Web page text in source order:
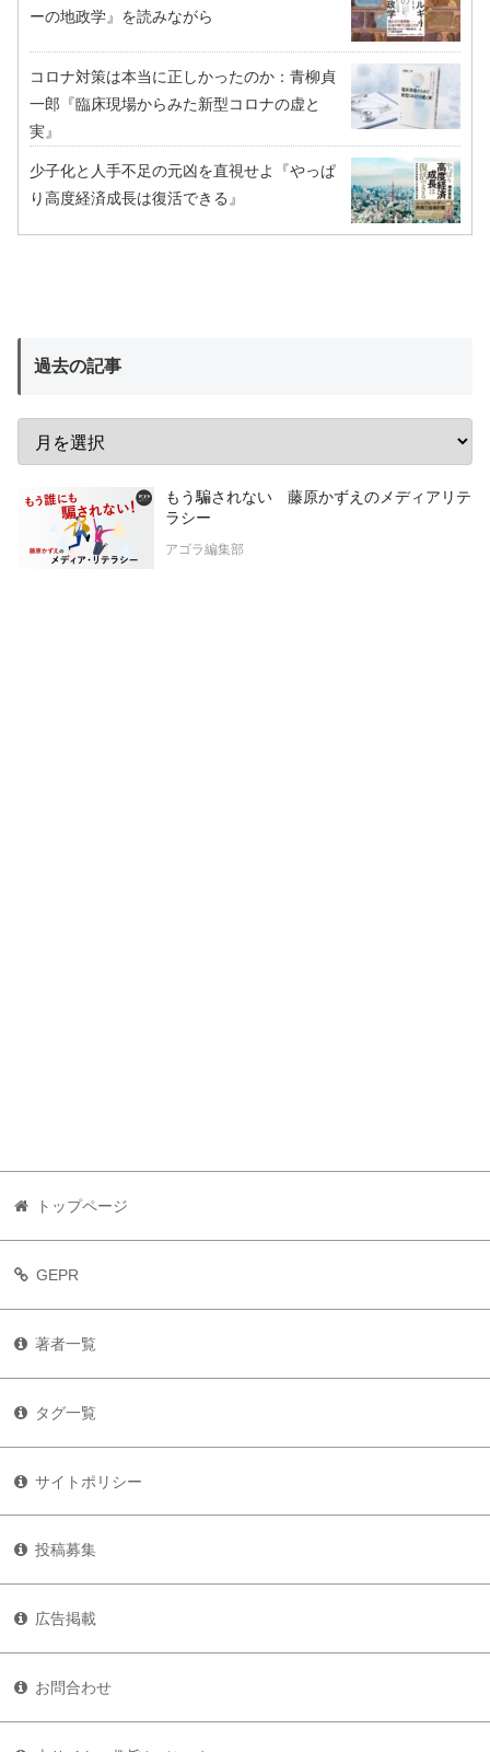
ーの地政学』を読みながら
コロナ対策は本当に正しかったのか：青柳貞
一郎『臨床現場からみた新型コロナの虚と
実』
少子化と人手不足の元凶を直視せよ『やっぱ
り高度経済成長は復活できる』
過去の記事
もう騙されない 藤原かずえのメディアリテ
ラシー
アゴラ編集部
トップページ
GEPR
著者一覧
タグ一覧
サイトポリシー
投稿募集
広告掲載
お問合わせ